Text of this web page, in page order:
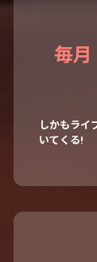
毎月
しかもライ
いてくる!